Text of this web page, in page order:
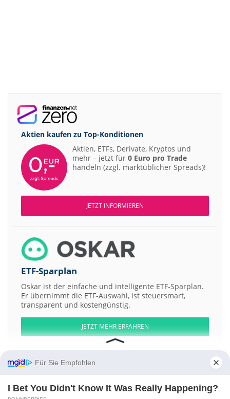
Aktien kaufen zu Top-Konditionen
Aktien, ETFs, Derivate, Kryptos und
mehr – jetzt für 0 Euro pro Trade
handeln (zzgl. marktüblicher Spreads)!
JETZT INFORMIEREN
ETF-Sparplan
Oskar ist der einfache und intelligente ETF-Sparplan.
Er übernimmt die ETF-Auswahl, ist steuersmart,
transparent und kostengünstig.
JETZT MEHR ERFAHREN
Aktien ATX DAX EuroStoxx 50 Dow Jones NASDAQ 100 Nikkei 225
Für Sie Empfohlen
I Bet You Didn't Know It Was Really Happening?